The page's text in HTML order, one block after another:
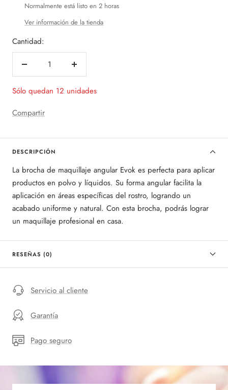
Normalmente está listo en 2 horas
Ver información de la tienda
Cantidad:
Decrecer
Aumentar
Sólo quedan 12 unidades
Compartir
DESCRIPCIÓN
La brocha de maquillaje angular Evok es perfecta para aplicar
productos en polvo y líquidos. Su forma angular facilita la
aplicación en áreas específicas del rostro, logrando un
acabado uniforme y natural. Con esta brocha, podrás lograr
un maquillaje profesional en casa.
RESEÑAS (0)
Servicio al cliente
Garantía
Pago seguro